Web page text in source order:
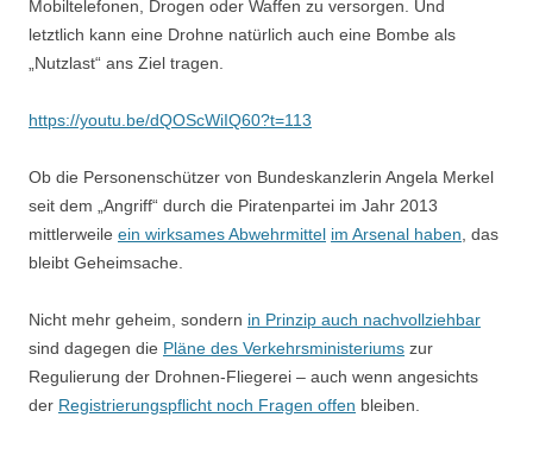
Mobiltelefonen, Drogen oder Waffen zu versorgen. Und
letztlich kann eine Drohne natürlich auch eine Bombe als
„Nutzlast“ ans Ziel tragen.
https://youtu.be/dQOScWiIQ60?t=113
Ob die Personenschützer von Bundeskanzlerin Angela Merkel
seit dem „Angriff“ durch die Piratenpartei im Jahr 2013
mittlerweile ein wirksames Abwehrmittel im Arsenal haben , das
bleibt Geheimsache.
Nicht mehr geheim, sondern in Prinzip auch nachvollziehbar
sind dagegen die Pläne des Verkehrsministeriums zur
Regulierung der Drohnen-Fliegerei – auch wenn angesichts
der Registrierungspflicht noch Fragen offen bleiben.